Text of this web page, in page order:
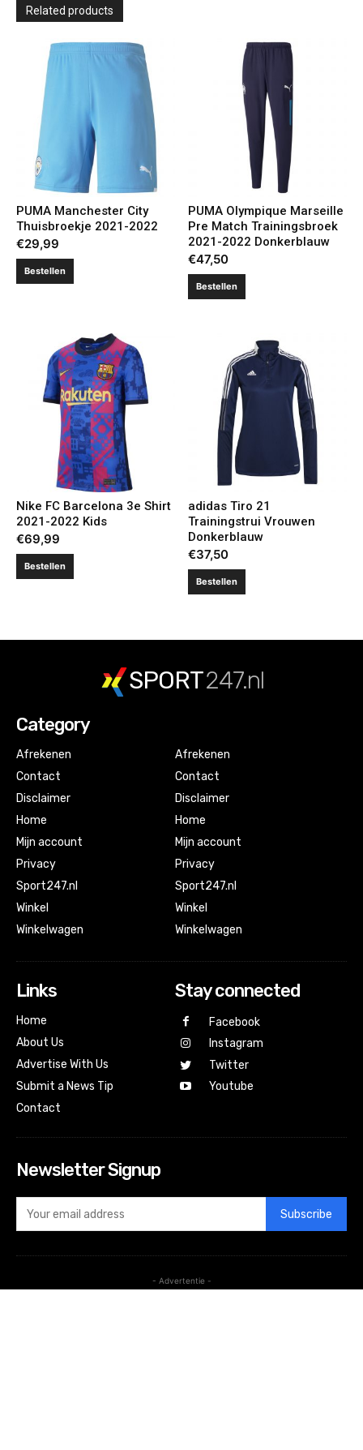
Related products
PUMA Manchester City
Thuisbroekje 2021-2022
€29,99
Bestellen
PUMA Olympique Marseille
Pre Match Trainingsbroek
2021-2022 Donkerblauw
€47,50
Bestellen
Nike FC Barcelona 3e Shirt
2021-2022 Kids
€69,99
Bestellen
adidas Tiro 21
Trainingstrui Vrouwen
Donkerblauw
€37,50
Bestellen
SPORT247.nl
Category
Afrekenen
Contact
Disclaimer
Home
Mijn account
Privacy
Sport247.nl
Winkel
Winkelwagen
Afrekenen
Contact
Disclaimer
Home
Mijn account
Privacy
Sport247.nl
Winkel
Winkelwagen
Links
Home
About Us
Advertise With Us
Submit a News Tip
Contact
Stay connected
Facebook
Instagram
Twitter
Youtube
Newsletter Signup
Subscribe
- Advertentie -